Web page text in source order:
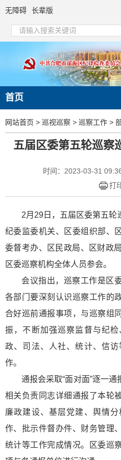
无障碍 长辈版
首页
网站首页 > 巡视巡察 > 巡察工作 >
五届区委第五轮巡察
时间：2023-03-31
打
2月29日，五届区委第五轮
纪委监委机关、区委组织部、
委督考办、区民政局、区财政
区委巡察机构全体人员参会。
会议指出，巡察工作是区
各部门要深刻认识巡察工作的
合好巡前通报事项，与巡察组
振，不断加强巡察监督与纪
政、司法、人社、统计、信
作。
通报会采取“面对面”逐一通
相关负责同志详细通报了本轮
廉政建设、基层党建、舆情
作、批示件督办件、财务管理
统计等工作完成情况。区委巡